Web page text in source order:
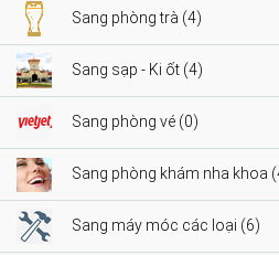
Sang phòng trà (4)
Sang sạp - Ki ốt (4)
Sang phòng vé (0)
Sang phòng khám nha khoa
Sang máy móc các loại (6)